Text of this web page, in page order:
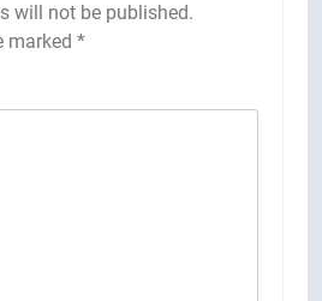
will not be published.
marked *